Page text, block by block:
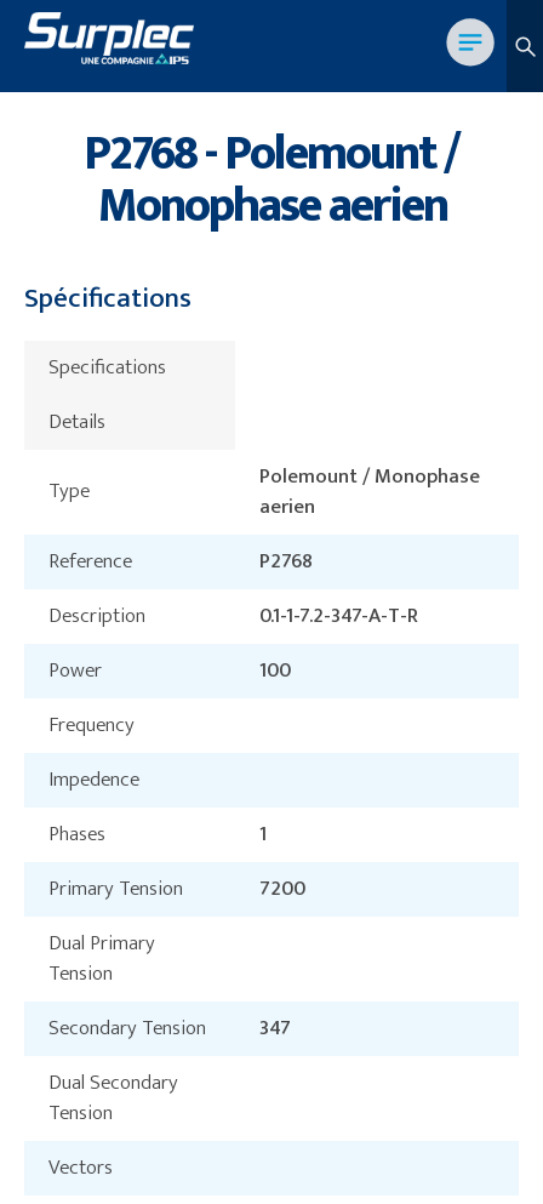
P2768 - Polemount /
Monophase aerien
Spécifications
Specifications
Details
Type
Polemount / Monophase
aerien
Reference
P2768
Description
0.1-1-7.2-347-A-T-R
Power
100
Frequency
Impedence
Phases
1
Primary Tension
7200
Dual Primary
Tension
Secondary Tension
347
Dual Secondary
Tension
Vectors